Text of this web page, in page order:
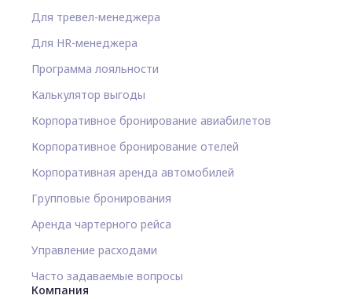
Для тревел-менеджера
Для HR-менеджера
Программа лояльности
Калькулятор выгоды
Корпоративное бронирование авиабилетов
Корпоративное бронирование отелей
Корпоративная аренда автомобилей
Групповые бронирования
Аренда чартерного рейса
Управление расходами
Часто задаваемые вопросы
Компания